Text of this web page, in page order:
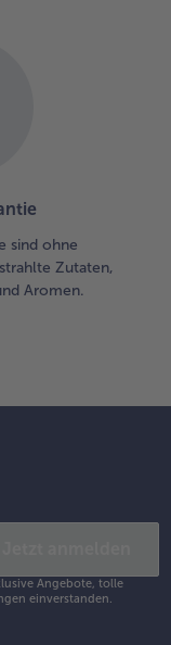
sind ohne
Zutaten,
Aromen.
Angebote, tolle
einverstanden.